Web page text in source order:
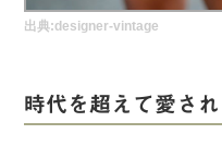
実録！海外ショップで買っ
パーソナルショッパー指南書
出典:designer-vintage
時代を超えて愛さ